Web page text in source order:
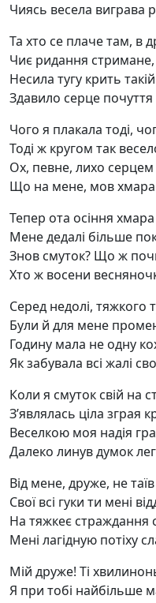
Чиясь весела виграва
Та хто се плаче там, в
Чиє ридання стримане,
Несила тугу крить
Здавило серце почуття
Чого я плакала тоді,
Тоді ж кругом так
Ох, певне, лихо
Що на мене, мов хмара
Тепер ота осіння
Мене дедалі більше
Знов смуток? Що ж
Хто ж восени
Серед недолі, тяжкого
Були й для мене
Годину мала не одну
Як забувала всі жалі
Коли я смуток свій на
З’являлась ціла зграя
Веселкою моя надія
Далеко линув думок
Від мене, друже, не
Свої всі гуки ти мені
На тяжкеє страждання
Мені лагідную потіху
Мій друже! Ті
Я при тобі найбільше